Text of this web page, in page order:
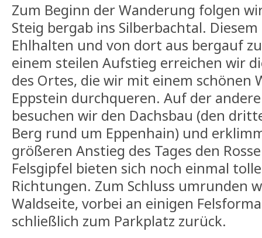
Zum Beginn der Wanderung folgen
Steig bergab ins Silberbachtal.
Ehlhalten und von dort aus bergauf
einem steilen Aufstieg erreichen wir
des Ortes, die wir mit einem schönen
Eppstein durchqueren. Auf der
besuchen wir den Dachsbau (den
Berg rund um Eppenhain) und
größeren Anstieg des Tages den
Felsgipfel bieten sich noch einmal
Richtungen. Zum Schluss umrunden
Waldseite, vorbei an einigen
schließlich zum Parkplatz zurück.